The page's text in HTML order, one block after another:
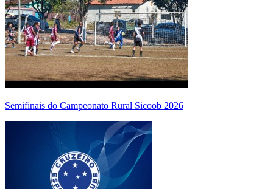
Semifinais do Campeonato Rural Sicoob 2026